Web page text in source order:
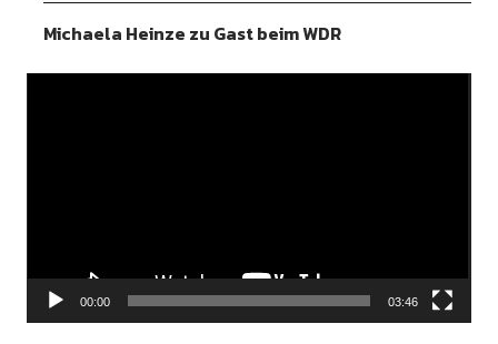
Michaela Heinze zu Gast beim WDR
00:00 03:46